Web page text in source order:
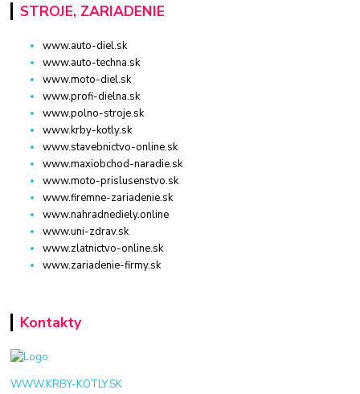
STROJE, ZARIADENIE
www.auto-diel.sk
www.auto-techna.sk
www.moto-diel.sk
www.profi-dielna.sk
www.polno-stroje.sk
www.krby-kotly.sk
www.stavebnictvo-online.sk
www.maxiobchod-naradie.sk
www.moto-prislusenstvo.sk
www.firemne-zariadenie.sk
www.nahradnediely.online
www.uni-zdrav.sk
www.zlatnictvo-online.sk
www.zariadenie-firmy.sk
Kontakty
WWW.KRBY-KOTLY.SK